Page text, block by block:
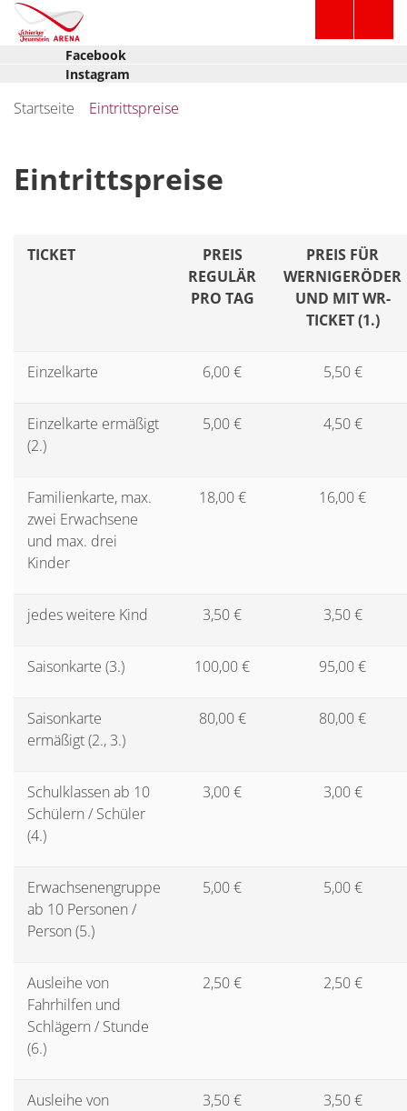
Facebook
Instagram
Startseite Eintrittspreise
Eintrittspreise
TICKET
PREIS
REGULÄR
PRO TAG
PREIS FÜR
WERNIGERÖDER
UND MITWR-
TICKET (1.)
Einzelkarte 6,00 € 5,50 €
Einzelkarte ermäßigt
(2.)
5,00 € 4,50 €
Familienkarte, max.
zwei Erwachsene
und max. drei
Kinder
18,00 € 16,00 €
jedes weitere Kind 3,50 € 3,50 €
Saisonkarte (3.) 100,00 € 95,00 €
Saisonkarte
ermäßigt (2., 3.)
80,00 € 80,00 €
Schulklassen ab 10
Schülern / Schüler
(4.)
3,00 € 3,00 €
Erwachsenengruppe
ab 10 Personen /
Person (5.)
5,00 € 5,00 €
Ausleihe von
Fahrhilfen und
Schlägern / Stunde
(6.)
2,50 € 2,50 €
Ausleihe von
3,50 € 3,50 €